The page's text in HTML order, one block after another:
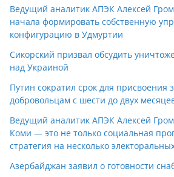
Ведущий аналитик АПЭК Алексей
начала формировать собственную
конфигурацию в Удмуртии
Сикорский призвал обсудить
над Украиной
Путин сократил срок для присвоения
добровольцам с шести до двух
Ведущий аналитик АПЭК Алексей
Коми — это не только социальная
стратегия на несколько
Азербайджан заявил о готовности